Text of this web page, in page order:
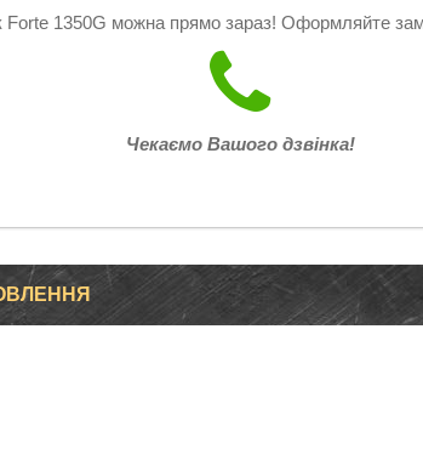
Forte 1350G можна прямо зараз! Оформляйте
Чекаємо Вашого дзвінка!